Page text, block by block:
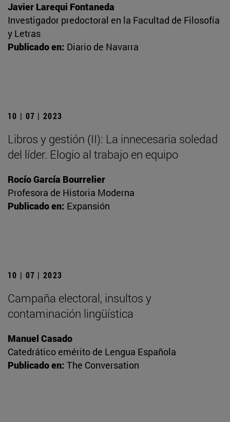
Javier Larequi Fontaneda
Investigador predoctoral en la Facultad de Filosofía
y Letras
Publicado en: Diario de Navarra
10 | 07 | 2023
Libros y gestión (II): La innecesaria soledad
del líder. Elogio al trabajo en equipo
Rocío García Bourrelier
Profesora de Historia Moderna
Publicado en: Expansión
10 | 07 | 2023
Campaña electoral, insultos y
contaminación lingüística
Manuel Casado
Catedrático emérito de Lengua Española
Publicado en: The Conversation